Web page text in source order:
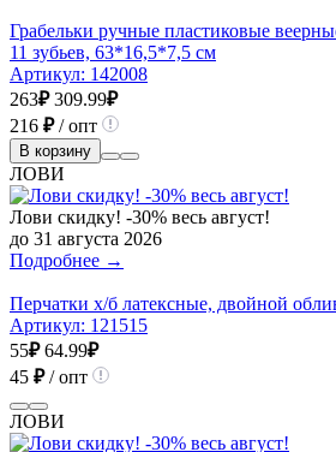
Грабельки ручные пластиковые
11 зубьев, 63*16,5*7,5 см
Артикул: 142008
263₽ 309.99₽
216 ₽/ опт
В корзину
ЛОВИ
Лови скидку! -30% весь август!
до 31 августа 2026
Подробнее →
Перчатки х/б латексные, двойной
Артикул: 121515
55₽ 64.99₽
45 ₽/ опт
ЛОВИ